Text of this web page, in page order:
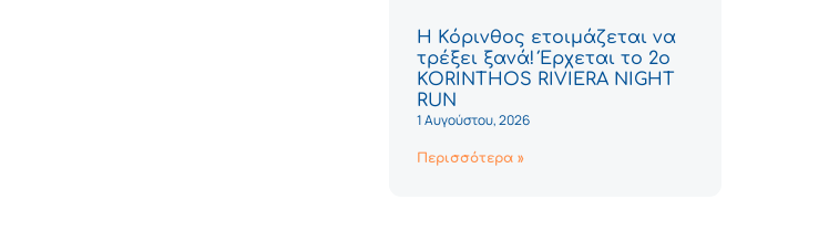
Η Κόρινθος ετοιμάζεται να
τρέξει ξανά! Έρχεται το 2ο
KORINTHOS RIVIERA NIGHT
RUN
1 Αυγούστου, 2026
Περισσότερα »